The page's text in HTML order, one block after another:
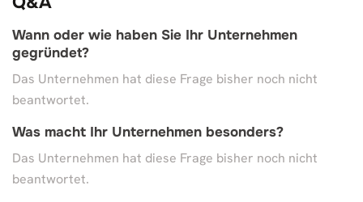
Wann oder wie haben Sie Ihr Unternehmen
gegründet?
Das Unternehmen hat diese Frage bisher noch nicht
beantwortet.
Was macht Ihr Unternehmen besonders?
Das Unternehmen hat diese Frage bisher noch nicht
beantwortet.